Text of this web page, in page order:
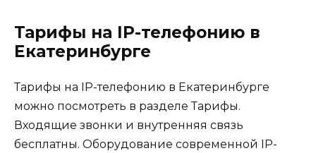
Тарифы на IP-телефонию в
Екатеринбурге
Тарифы на IP-телефонию в Екатеринбурге
можно посмотреть в разделе Тарифы.
Входящие звонки и внутренняя связь
бесплатны. Оборудование современной IP-